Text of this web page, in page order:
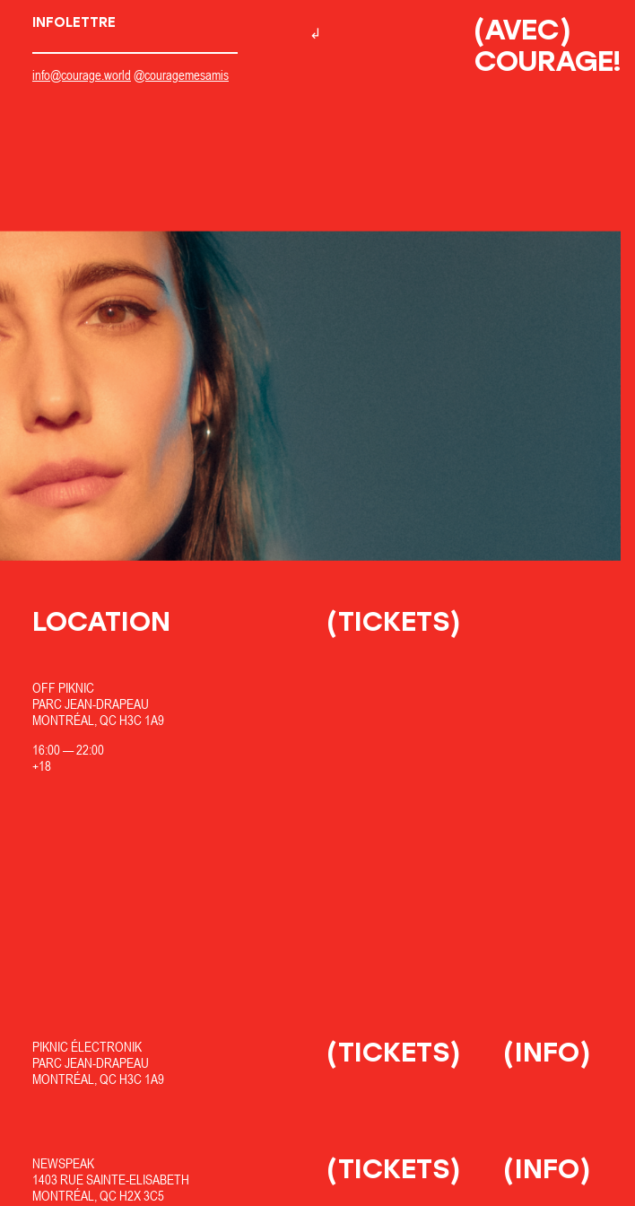
INFOLETTRE
info@courage.world @couragemesamis
(AVEC)
COURAGE!
LOCATION (TICKETS)
OFF PIKNIC
PARC JEAN-DRAPEAU
MONTRÉAL, QC H3C 1A9
16:00—22:00
+18
PIKNIC ÉLECTRONIK
PARC JEAN-DRAPEAU
MONTRÉAL, QC H3C 1A9
(TICKETS) (INFO)
NEWSPEAK
1403 RUE SAINTE-ELISABETH
MONTRÉAL, QC H2X 3C5
(TICKETS) (INFO)